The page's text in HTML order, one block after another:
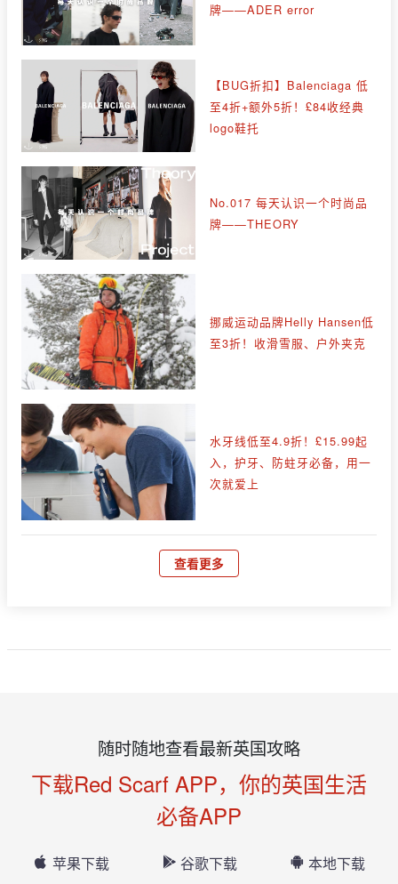
牌——ADER error
【BUG折扣】Balenciaga 低
至4折+额外5折！£84收经典
logo鞋托
No.017 每天认识一个时尚品
牌——THEORY
挪威运动品牌Helly Hansen低
至3折！收滑雪服、户外夹克
水牙线低至4.9折！£15.99起
入，护牙、防蛀牙必备，用一
次就爱上
查看更多
随时随地查看最新英国攻略
下载Red Scarf APP，你的英国生活
必备APP
苹果下载 谷歌下载 本地下载